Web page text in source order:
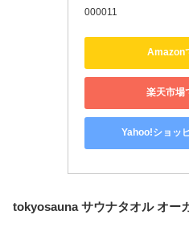
000011
Amazon
楽天市場
Yahoo!ショッ
tokyosauna サウナタオル オー